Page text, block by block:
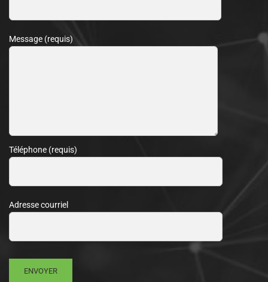
Message (requis)
Téléphone (requis)
Adresse courriel